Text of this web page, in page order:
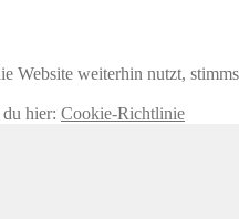
Website weiterhin nutzt,
hier: Cookie-Richtlinie